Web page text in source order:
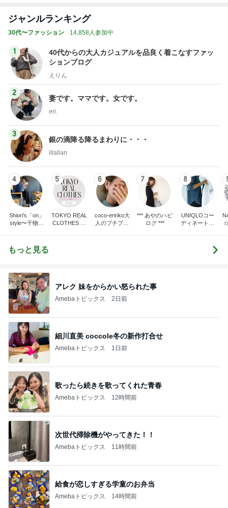
ジャンルランキング
30代〜ファッション 14,858人参加中
1
40代からの大人カジュアルを品良く着こなすファッ
ションブログ
えりん
2
妻です。ママです。女です。
eri.
3
銀の滴降る降るまわりに・・・
illallan
4
Shiori's「on」
style〜干物女
5
TOKYO REAL
CLOTHES 大
6
coco-eririko大
人のプチプラ
7
*** あやのハピ
ログ ***
8
UNIQLOコー
ディネート日
もっと見る
アレク 妹をからかい怒られた事
Amebaトピックス 2日前
細川直美 coccole冬の新作打合せ
Amebaトピックス 1日前
歌ったら続きを歌ってくれた青春
Amebaトピックス 12時間前
次世代掃除機がやってきた！！
Amebaトピックス 11時間前
給食が恋しすぎる学童のお弁当
Amebaトピックス 14時間前